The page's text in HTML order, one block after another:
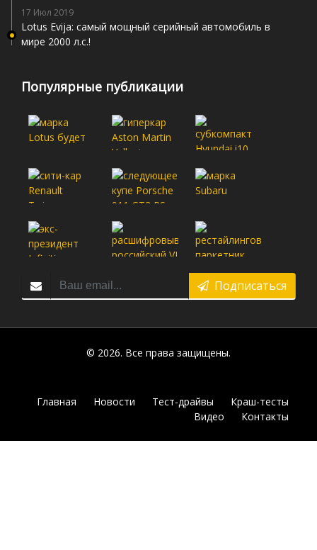
17 Июл 2019
Lotus Evija: самый мощный серийный автомобиль в
мире 2000 л.с.!
Популярные публикации
Подписаться
© 2026. Все права защищены.
Главная Новости Тест-драйвы
Краш-тесты
Видео
Контакты